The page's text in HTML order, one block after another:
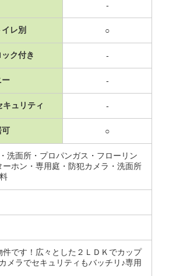
-
レ別 ○
ク付き -
ー -
キュリティ -
可 ○
洗面所・プロパンガス・フローリン
ホン・専用庭・防犯カメラ・洗面所
です！広々とした２ＬＤＫでカップ
メラでセキュリティもバッチリ♪専用